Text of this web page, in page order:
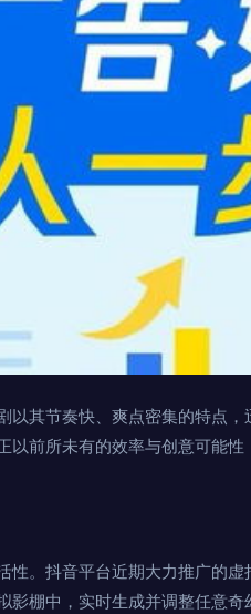
其节奏快、爽点密集的特点
前所未有的效率与创意可能
。抖音平台近期大力推广的
棚中，实时生成并调整任意